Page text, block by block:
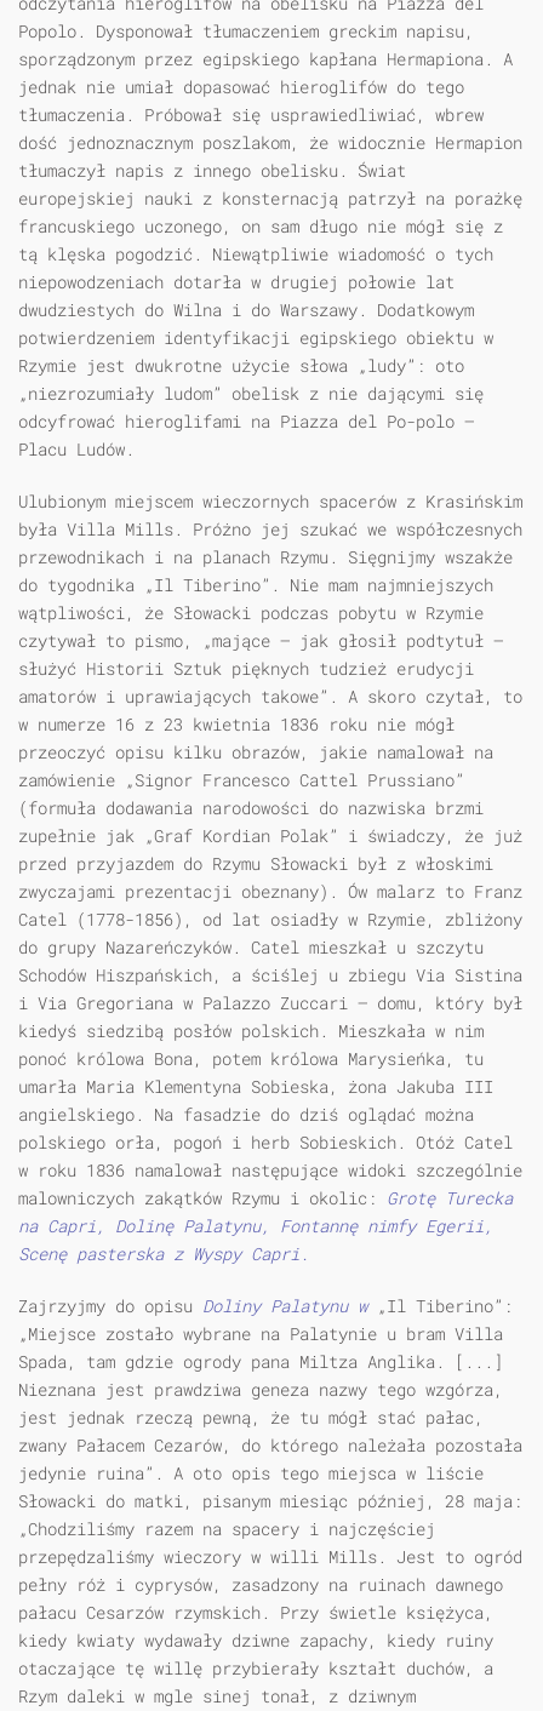
Popolo. Dysponował tłumaczeniem greckim napisu,
sporządzonym przez egipskiego kapłana Hermapiona. A
jednak nie umiał dopasować hieroglifów do tego
tłumaczenia. Próbował się usprawiedliwiać, wbrew
dość jednoznacznym poszlakom, że widocznie Hermapion
tłumaczył napis z innego obelisku. Świat
europejskiej nauki z konsternacją patrzył na porażkę
francuskiego uczonego, on sam długo nie mógł się z
tą klęska pogodzić. Niewątpliwie wiadomość o tych
niepowodzeniach dotarła w drugiej połowie lat
dwudziestych do Wilna i do Warszawy. Dodatkowym
potwierdzeniem identyfikacji egipskiego obiektu w
Rzymie jest dwukrotne użycie słowa „ludy”: oto
„niezrozumiały ludom” obelisk z nie dającymi się
odcyfrować hieroglifami na Piazza del Po-polo —
Placu Ludów.
Ulubionym miejscem wieczornych spacerów z Krasińskim
była Villa Mills. Próżno jej szukać we współczesnych
przewodnikach i na planach Rzymu. Sięgnijmy wszakże
do tygodnika „Il Tiberino”. Nie mam najmniejszych
wątpliwości, że Słowacki podczas pobytu w Rzymie
czytywał to pismo, „mające — jak głosił podtytuł —
służyć Historii Sztuk pięknych tudzież erudycji
amatorów i uprawiających takowe”. A skoro czytał, to
w numerze 16 z 23 kwietnia 1836 roku nie mógł
przeoczyć opisu kilku obrazów, jakie namalował na
zamówienie „Signor Francesco Cattel Prussiano”
(formuła dodawania narodowości do nazwiska brzmi
zupełnie jak „Graf Kordian Polak” i świadczy, że już
przed przyjazdem do Rzymu Słowacki był z włoskimi
zwyczajami prezentacji obeznany). Ów malarz to Franz
Catel (1778-1856), od lat osiadły w Rzymie, zbliżony
do grupy Nazareńczyków. Catel mieszkał u szczytu
Schodów Hiszpańskich, a ściślej u zbiegu Via Sistina
i Via Gregoriana w Palazzo Zuccari — domu, który był
kiedyś siedzibą posłów polskich. Mieszkała w nim
ponoć królowa Bona, potem królowa Marysieńka, tu
umarła Maria Klementyna Sobieska, żona Jakuba III
angielskiego. Na fasadzie do dziś oglądać można
polskiego orła, pogoń i herb Sobieskich. Otóż Catel
w roku 1836 namalował następujące widoki szczególnie
malowniczych zakątków Rzymu i okolic: Grotę Turecka
na Capri, Dolinę Palatynu, Fontannę nimfy Egerii,
Scenę pasterska z Wyspy Capri.
Zajrzyjmy do opisu Doliny Palatynu w „Il Tiberino”:
„Miejsce zostało wybrane na Palatynie u bram Villa
Spada, tam gdzie ogrody pana Miltza Anglika. [...]
Nieznana jest prawdziwa geneza nazwy tego wzgórza,
jest jednak rzeczą pewną, że tu mógł stać pałac,
zwany Pałacem Cezarów, do którego należała pozostała
jedynie ruina”. A oto opis tego miejsca w liście
Słowacki do matki, pisanym miesiąc później, 28 maja:
„Chodziliśmy razem na spacery i najczęściej
przepędzaliśmy wieczory w willi Mills. Jest to ogród
pełny róż i cyprysów, zasadzony na ruinach dawnego
pałacu Cesarzów rzymskich. Przy świetle księżyca,
kiedy kwiaty wydawały dziwne zapachy, kiedy ruiny
otaczające tę willę przybierały kształt duchów, a
Rzym daleki w mgle sinej tonał, z dziwnym